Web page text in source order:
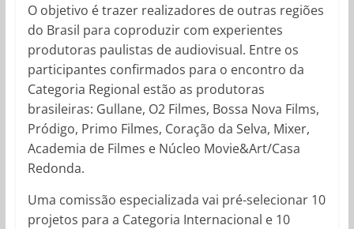
O objetivo é trazer realizadores de outras regiões
do Brasil para coproduzir com experientes
produtoras paulistas de audiovisual. Entre os
participantes confirmados para o encontro da
Categoria Regional estão as produtoras
brasileiras: Gullane, O2 Filmes, Bossa Nova Films,
Pródigo, Primo Filmes, Coração da Selva, Mixer,
Academia de Filmes e Núcleo Movie&Art/Casa
Redonda.
Uma comissão especializada vai pré-selecionar 10
projetos para a Categoria Internacional e 10